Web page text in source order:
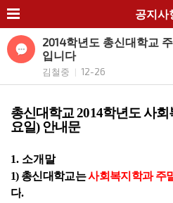
공지사
2014학년도 총신대학교
입니다
김철중 12-26
총신대학교2014학년도 사회
요일) 안내문
1. 소개말
1) 총신대학교는사회복지학과 주
다.